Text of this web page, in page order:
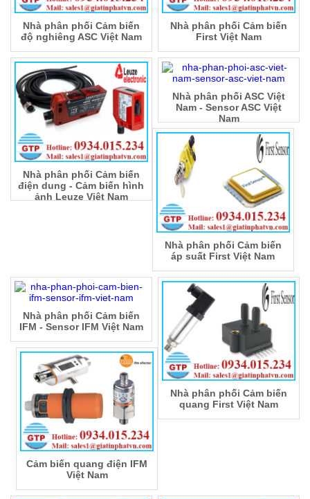
Nhà phân phối Cảm biến
độ nghiêng ASC Việt Nam
Nhà phân phối Cảm biến
First Việt Nam
Nhà phân phối Cảm biến
điện dung - Cảm biến hình
ảnh Leuze Việt Nam
Nhà phân phối ASC Việt
Nam - Sensor ASC Việt
Nam
Nhà phân phối Cảm biến
áp suất First Việt Nam
Nhà phân phối Cảm biến
quang First Việt Nam
Nhà phân phối Cảm biến
IFM - Sensor IFM Việt Nam
Cảm biến quang điện IFM
Việt Nam